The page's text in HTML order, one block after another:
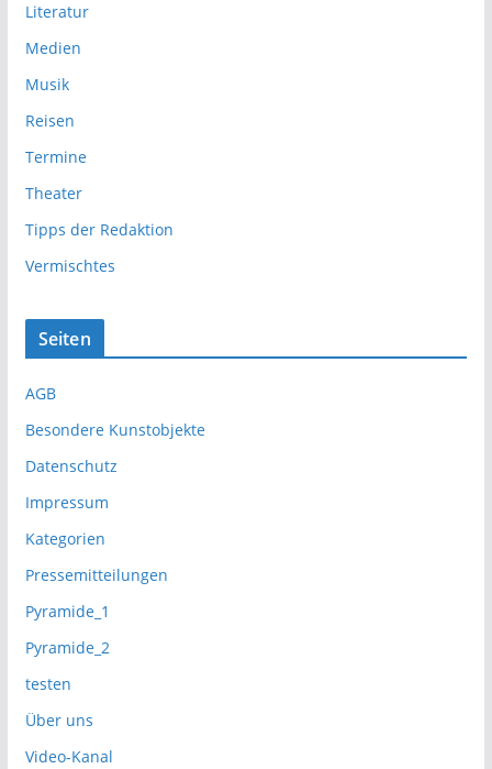
Literatur
Medien
Musik
Reisen
Termine
Theater
Tipps der Redaktion
Vermischtes
Seiten
AGB
Besondere Kunstobjekte
Datenschutz
Impressum
Kategorien
Pressemitteilungen
Pyramide_1
Pyramide_2
testen
Über uns
Video-Kanal